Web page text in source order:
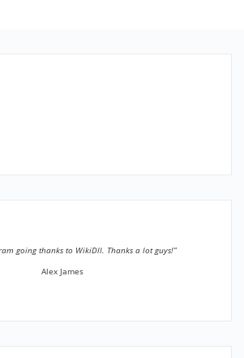
going thanks to WikiDll. Thanks a lot guys!”
Alex James